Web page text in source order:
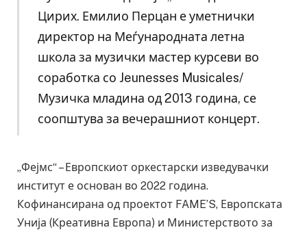
Цирих. Емилио Перцан е уметнички
директор на Меѓународната летна
школа за музички мастер курсеви во
соработка со Jeunesses Musicales/
Музичка младина од 2013 година, се
соопштува за вечерашниот концерт.
„Фејмс“ – Европскиот оркестарски изведувачки
институт е основан во 2022 година.
Кофинансирана од проектот FAME’S, Европската
Унија (Креативна Европа) и Министерството за